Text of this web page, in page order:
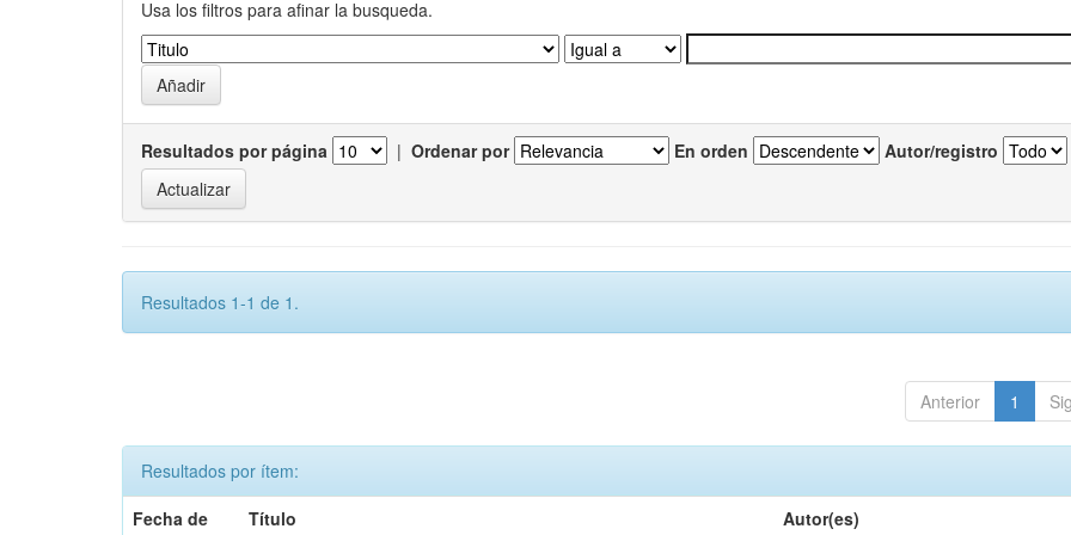
Usa los filtros para afinar la busqueda.
Resultados por página | Ordenar por En orden Autor/registro
Resultados 1-1 de 1.
Anterior 1
Resultados por ítem:
Fecha de
Título Autor(es)